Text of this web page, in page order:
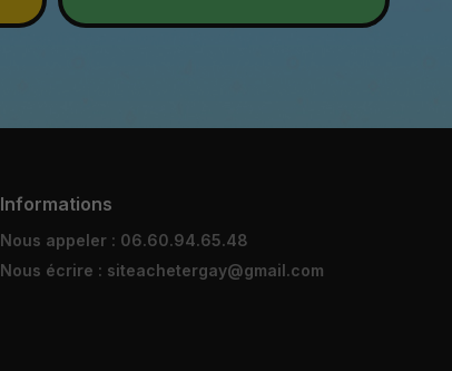
Informations
Nous appeler : 06.60.94.65.48
Nous écrire : siteachetergay@gmail.com